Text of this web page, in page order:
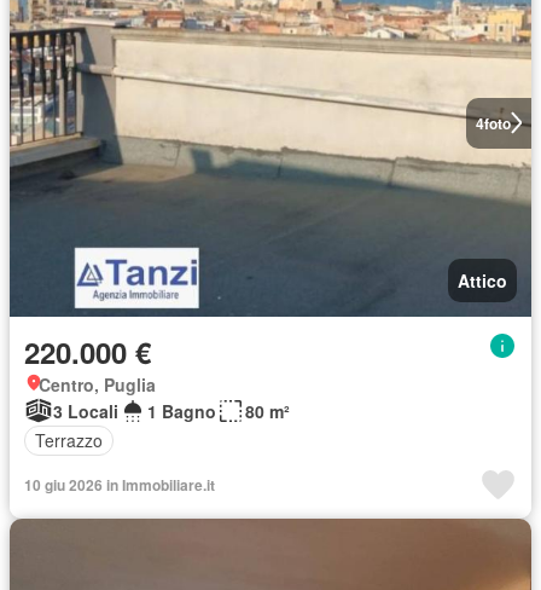
4foto
Attico
220.000 €
Centro, Puglia
3 Locali
1 Bagno
80 m²
Terrazzo
10 giu 2026 in Immobiliare.it